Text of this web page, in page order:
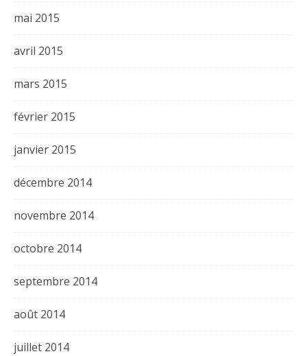
mai 2015
avril 2015
mars 2015
février 2015
janvier 2015
décembre 2014
novembre 2014
octobre 2014
septembre 2014
août 2014
juillet 2014